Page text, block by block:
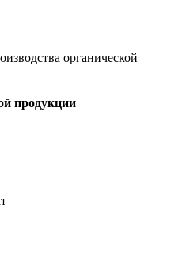
органической
продукции